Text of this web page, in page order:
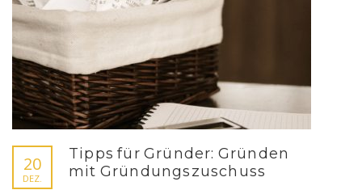
20
DEZ.
Tipps für Gründer: Gründen
mit Gründungszuschuss